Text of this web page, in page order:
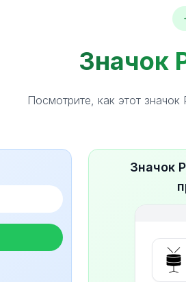
Значок
Посмотрите, как этот
Значок